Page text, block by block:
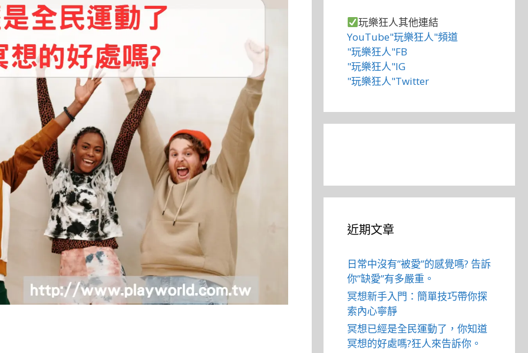
玩樂狂人其他連結
YouTube"玩樂狂人"頻道
"玩樂狂人"FB
"玩樂狂人"IG
"玩樂狂人"Twitter
近期文章
日常中沒有”被愛”的感覺嗎? 告訴
你”缺愛”有多嚴重。
冥想新手入門：簡單技巧帶你探
索內心寧靜
冥想已經是全民運動了，你知道
冥想的好處嗎?狂人來告訴你。